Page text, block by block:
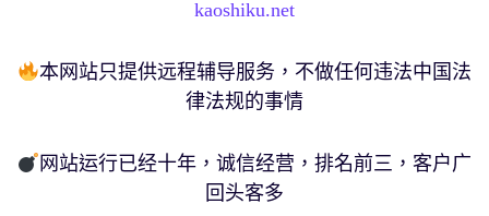
kaoshiku.net
本网站只提供远程辅导服务，不做任何违法中国法
律法规的事情
网站运行已经十年，诚信经营，排名前三，客户广
回头客多